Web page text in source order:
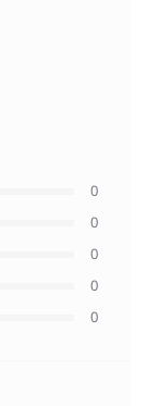
0
0
0
0
0